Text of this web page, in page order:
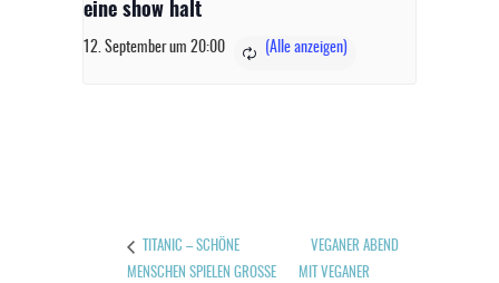
eine show halt
12. September um 20:00
TITANIC – SCHÖNE
MENSCHEN SPIELEN GROSSE G
VEGANER ABEND
MIT VEGANER